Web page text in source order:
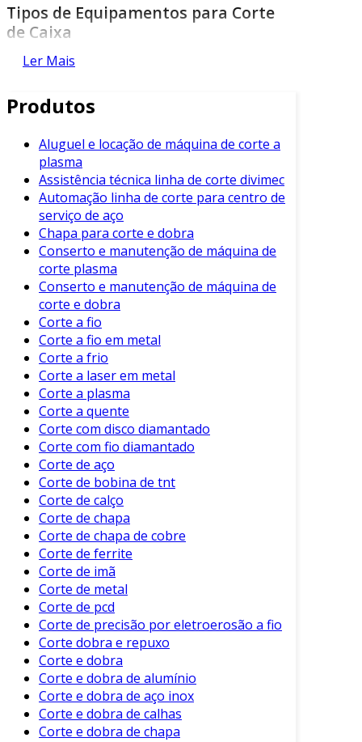
Tipos de Equipamentos para Corte
de Caixa
Os equipamentos para corte de caixa variam
mais comuns, estão:
Máquinas de Corte a Laser
: Utilizam
feixes de laser para realizar cortes
precisos.
Cortadoras de Papel: Focadas em
materiais de papel e papelão, são ideais
para produções em larga escala.
Tesouras Pneumáticas
rápidos e eficientes, sendo indicadas para
volumes altos.
Fresadoras
complexos e personalizações em caixas.
Cada um desses equipamentos possui suas
particularidades, adequando-se a diferentes
demandas de produção.
Benefícios dos Equipamentos para
Corte de Caixa
Adotar equipamentos adequados para o corte
de caixa traz uma série de vantagens para as
indústrias. Entre os principais benefícios,
destacam-se:
Precisão nas Cortes
qualidade garantem cortes exatos,
aumentando a uniformidade.
Redução de Desperdícios
eficientes minimizam o uso de materiais.
Aumento da Produtividade
velocidade de operação acelera o
Ler Mais
Produtos
Aluguel e locação de máquina de corte a
plasma
Assistência técnica linha de corte divimec
Automação linha de corte para centro de
serviço de aço
Chapa para corte e dobra
Conserto e manutenção de máquina de
corte plasma
Conserto e manutenção de máquina de
corte e dobra
Corte a fio
Corte a fio em metal
Corte a frio
Corte a laser em metal
Corte a plasma
Corte a quente
Corte com disco diamantado
Corte com fio diamantado
Corte de aço
Corte de bobina de tnt
Corte de calço
Corte de chapa
Corte de chapa de cobre
Corte de ferrite
Corte de imã
Corte de metal
Corte de pcd
Corte de precisão por eletroerosão a fio
Corte dobra e repuxo
Corte e dobra
Corte e dobra de alumínio
Corte e dobra de aço inox
Corte e dobra de calhas
Corte e dobra de chapa